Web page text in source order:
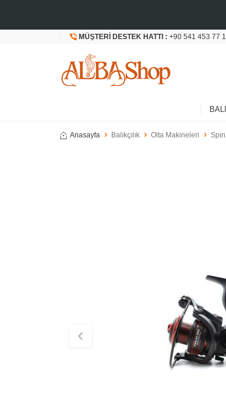
MÜŞTERI DESTEK HATTI : +90 541 453 77
Anasayfa Balıkçılık Olta Makineleri